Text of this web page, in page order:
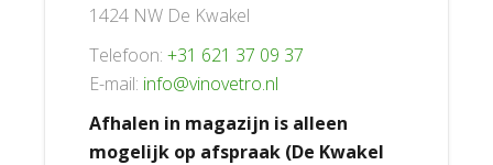
1424 NW De Kwakel
Telefoon: +31 621 37 09 37
E-mail: info@vinovetro.nl
Afhalen in magazijn is alleen
mogelijk op afspraak (De Kwakel